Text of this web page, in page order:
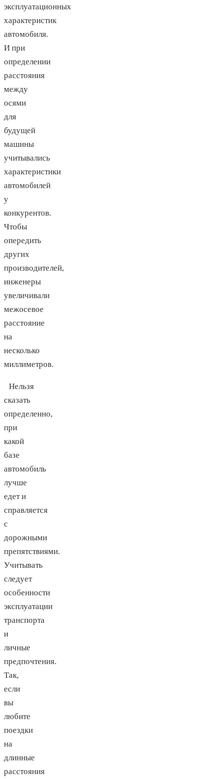
эксплуатационных
характеристик
автомобиля.
И при
определении
расстояния
между
осями
для
будущей
машины
учитывались
характеристики
автомобилей
у
конкурентов.
Чтобы
опередить
других
производителей,
инженеры
увеличивали
межосевое
расстояние
на
несколько
миллиметров.
Нельзя
сказать
определенно,
при
какой
базе
автомобиль
лучше
едет и
справляется
с
дорожными
препятствиями.
Учитывать
следует
особенности
эксплуатации
транспорта
и
личные
предпочтения.
Так,
если
вы
любите
поездки
на
длинные
расстояния